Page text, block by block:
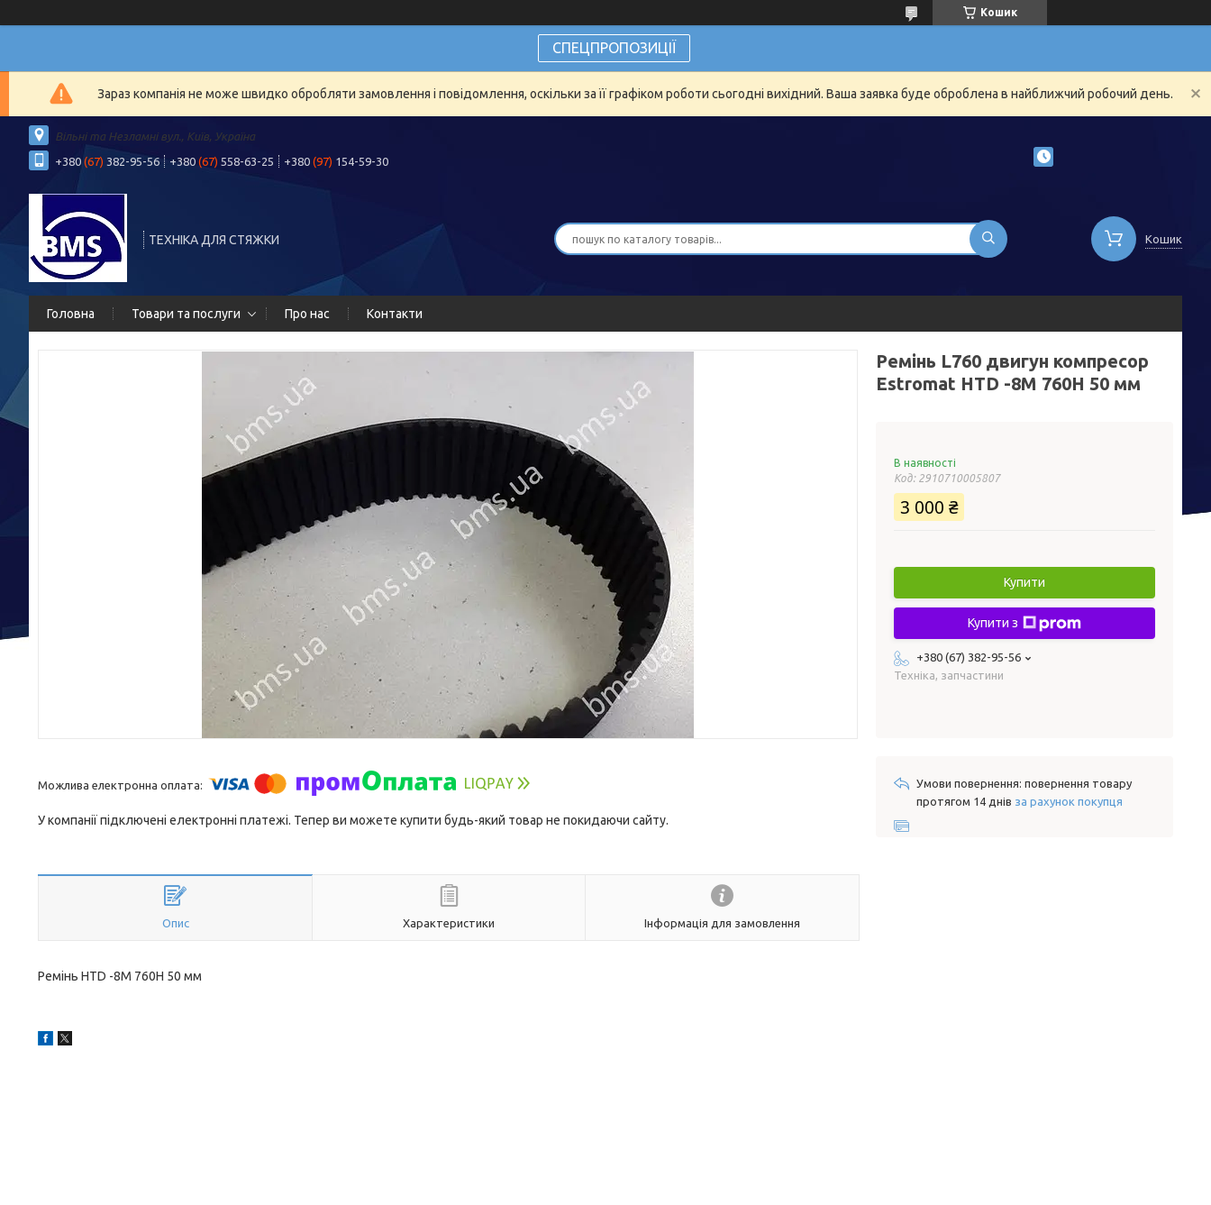
Кошик
СПЕЦПРОПОЗИЦІЇ
Зараз компанія не може швидко обробляти замовлення і повідомлення, оскільки за її графіком роботи сьогодні вихідний. Ваша заявка буде оброблена в найближчий робочий день.
Вільні та Незламні вул., Київ, Україна
+380 (67) 382-95-56 +380 (67) 558-63-25 +380 (97) 154-59-30
ТЕХНІКА ДЛЯ СТЯЖКИ Кошик
Головна Товари та послуги Про нас Контакти
У компанії підключені електронні платежі. Тепер ви можете купити будь-який товар не покидаючи сайту.
Опис Характеристики Інформація для замовлення
Ремінь HTD -8M 760H 50 мм
Ремінь L760 двигун компресор
Estromat HTD -8M 760H 50 мм
В наявності
Код: 2910710005807
3 000 ₴
Купити
Купити з
+380 (67) 382-95-56
Техніка, запчастини
повернення товару
протягом 14 днів за рахунок покупця